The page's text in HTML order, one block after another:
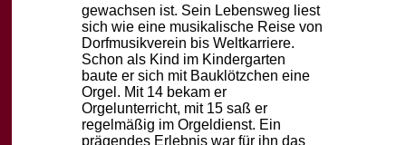
gewachsen ist. Sein Lebensweg liest
sich wie eine musikalische Reise von
Dorfmusikverein bis Weltkarriere.
Schon als Kind im Kindergarten
baute er sich mit Bauklötzchen eine
Orgel. Mit 14 bekam er
Orgelunterricht, mit 15 saß er
regelmäßig im Orgeldienst. Ein
prägendes Erlebniswar für ihn das